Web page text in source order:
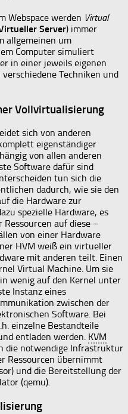
Webspace werden Virtual
Server) immer
allgemeinen um
Computer simuliert
in einer jeweils eigenen
Techniken und
Vollvirtualisierung
sich von anderen
eigenständiger
von allen anderen
Software dafür sind
tun sich die
dadurch, wie sie den
die Hardware zur
spezielle Hardware, es
auf diese –
von einer Hardware
HVM weiß ein virtueller
mit anderen teilt. Einen
Virtual Machine. Um sie
wenig auf den Kernel unter
Instanz eines
zwischen der
Software. Bei
einzelne Bestandteile
entladen werden. KVM
die notwendige Infrastruktur
Ressourcen übernimmt
und die Bereitstellung der
(qemu).